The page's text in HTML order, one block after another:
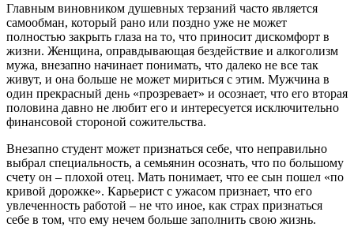
Главным виновником душевных терзаний часто является
самообман, который рано или поздно уже не может
полностью закрыть глаза на то, что приносит дискомфорт в
жизни. Женщина, оправдывающая бездействие и алкоголизм
мужа, внезапно начинает понимать, что далеко не все так
живут, и она больше не может мириться с этим. Мужчина в
один прекрасный день «прозревает» и осознает, что его вторая
половина давно не любит его и интересуется исключительно
финансовой стороной сожительства.
Внезапно студент может признаться себе, что неправильно
выбрал специальность, а семьянин осознать, что по большому
счету он – плохой отец. Мать понимает, что ее сын пошел «по
кривой дорожке». Карьерист с ужасом признает, что его
увлеченность работой – не что иное, как страх признаться
себе в том, что ему нечем больше заполнить свою жизнь.